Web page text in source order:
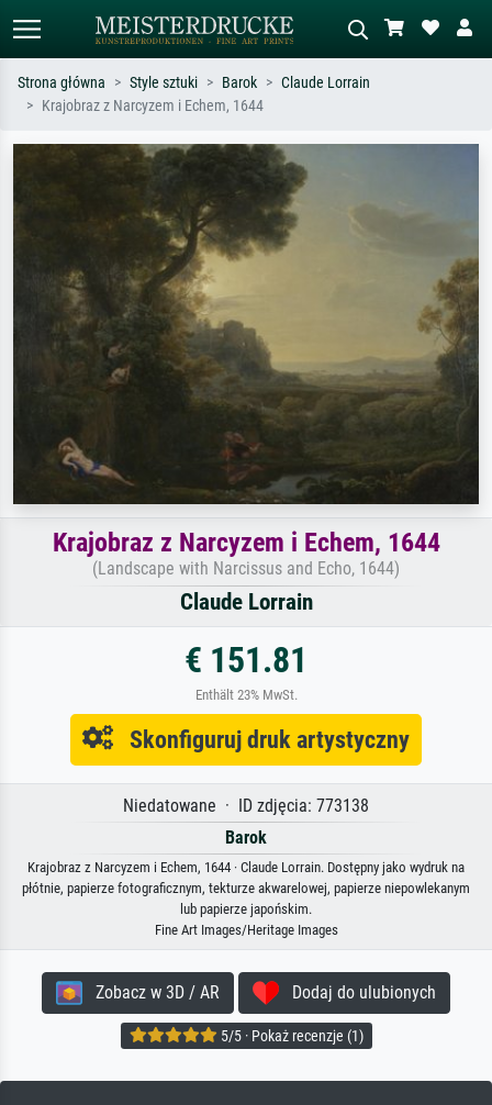
Szukaj wg artysty, tytułu lub stylu – np.
Monet, Gwiaździsta noc,
impresjonizm, fala Hokusaia, akt.
Opisz scenę – np. zielona łąka,
abstrakcja z czerwienią, ciemny olej,
stojący akt obok drzewa.
Strona główna Style sztuki Barok
Claude Lorrain
Krajobraz z Narcyzem i Echem, 1644
Krajobraz z Narcyzem i Echem, 1644
(Landscape with Narcissus and Echo, 1644)
Claude Lorrain
€ 151.81
Enthält 23% MwSt.
Skonfiguruj druk artystyczny
Niedatowane · ID zdjęcia: 773138
Barok
Krajobraz z Narcyzem i Echem, 1644 · Claude Lorrain. Dostępny jako wydruk na
płótnie, papierze fotograficznym, tekturze akwarelowej, papierze niepowlekanym
lub papierze japońskim.
Fine Art Images/Heritage Images
Zobacz w 3D / AR Dodaj do ulubionych
5/5 · Pokaż recenzje (1)